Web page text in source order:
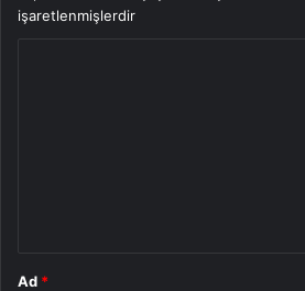
işaretlenmişlerdir
Ad *